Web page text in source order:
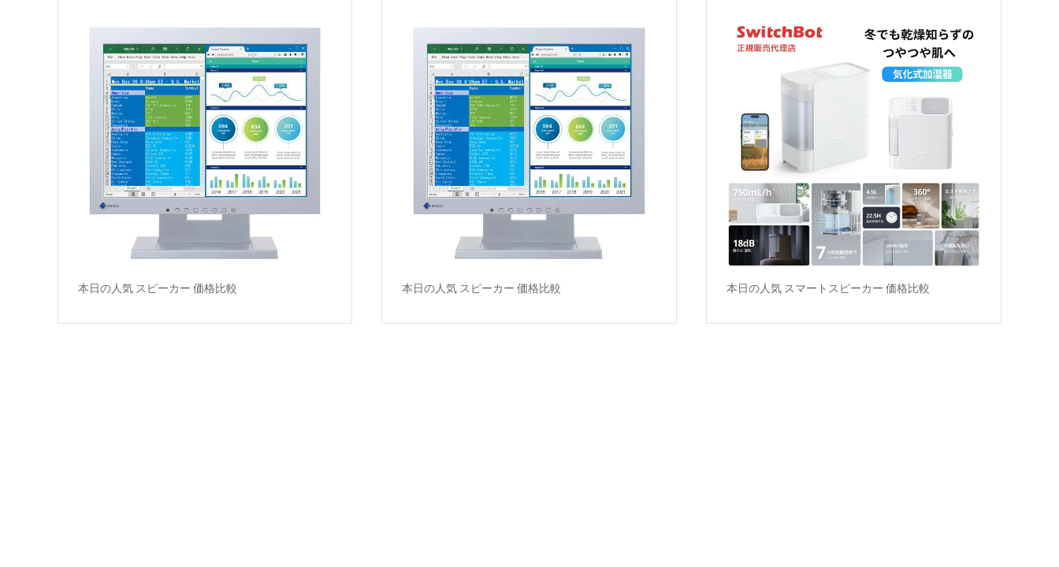
本日の人気 スピーカー 価格比較 本日の人気 スピーカー 価格比較 本日の人気 スマートスピーカー 価格比較